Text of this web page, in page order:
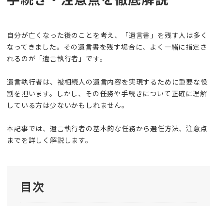
自分が亡くなった後のことを考え、「遺言書」を残す人は多く
なってきました。その遺言書を残す場合に、よく一緒に指定さ
れるのが「遺言執行者」です。
遺言執行者は、被相続人の遺言内容を実現するために重要な役
割を担います。しかし、その任務や手続きについて正確に理解
している方は少ないかもしれません。
本記事では、遺言執行者の基本的な任務から選任方法、注意点
までを詳しく解説します。
目次